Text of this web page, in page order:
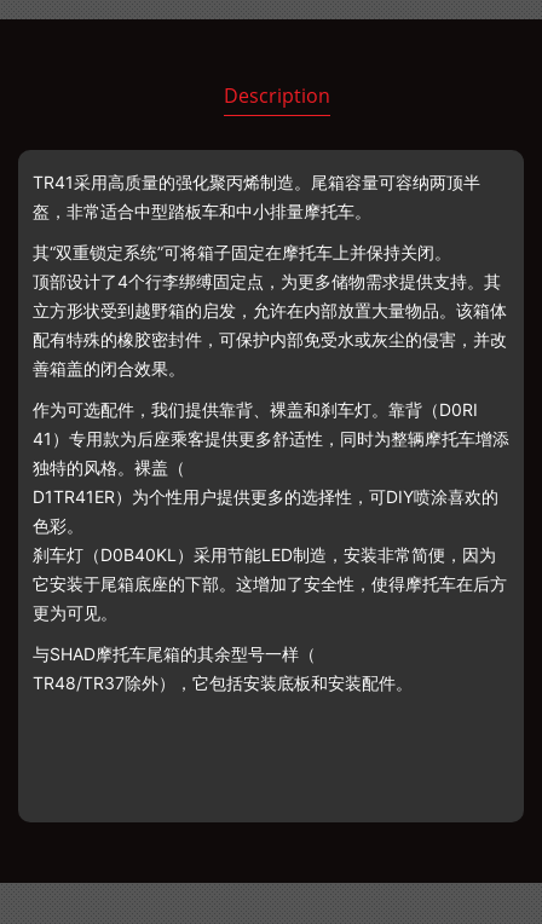
Description
TR41采用高质量的强化聚丙烯制造。尾箱容量可容纳两顶半
盔，非常适合中型踏板车和中小排量摩托车。
其“双重锁定系统”可将箱子固定在摩托车上并保持关闭。
顶部设计了4个行李绑缚固定点，为更多储物需求提供支持。 其
立方形状受到越野箱的启发，允许在内部放置大量物品。该箱体
配有特殊的橡胶密封件，可保护内部免受水或灰尘的侵害，并改
善箱盖的闭合效果。
作为可选配件，我们提供靠背、裸盖和刹车灯。靠背（D0RI
41）专用款为后座乘客提供更多舒适性，同时为整辆摩托车增添
独特的风格。 裸盖（
D1TR41ER）为个性用户提供更多的选择性，可DIY喷涂喜欢的
色彩。
刹车灯（D0B40KL）采用节能LED制造，安装非常简便，因为
它安装于尾箱底座的下部。这增加了安全性，使得摩托车在后方
更为可见。
与SHAD摩托车尾箱的其余型号一样（
TR48/TR37除外），它包括安装底板和安装配件。